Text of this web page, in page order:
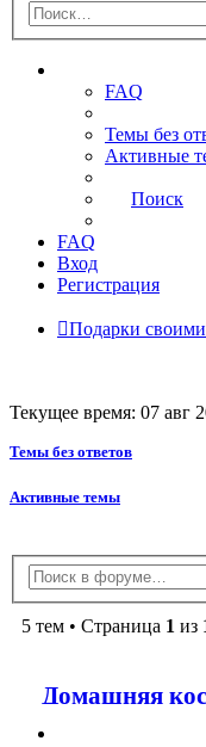
FAQ
Темы без
Активные
Поиск
FAQ
Вход
Регистрация
Подарки
Текущее время: 07 авг
Темы без ответов
Активные темы
5 тем • Страница 1 из
Домашняя